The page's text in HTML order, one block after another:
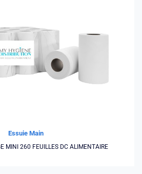
Essuie Main
MINI 260 FEUILLES DC ALIMENTAIRE